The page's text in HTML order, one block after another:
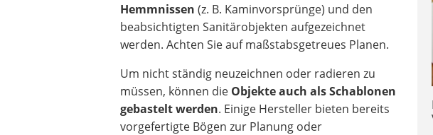
Hemmnissen (z. B. Kaminvorsprünge) und den
beabsichtigten Sanitärobjekten aufgezeichnet
werden. Achten Sie auf maßstabsgetreues Planen.
Um nicht ständig neuzeichnen oder radieren zu
müssen, können die Objekte auch als Schablonen
gebastelt werden. Einige Hersteller bieten bereits
vorgefertigte Bögen zur Planung oder